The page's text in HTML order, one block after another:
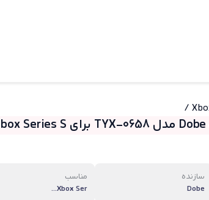
/
سازنده
Dobe
مناسب
Xbox Ser...